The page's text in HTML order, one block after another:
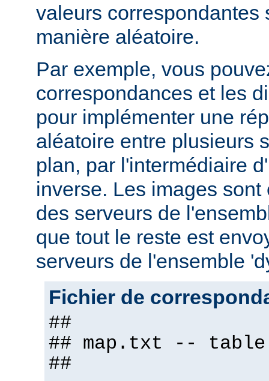
valeurs correspondantes
manière aléatoire.
Par exemple, vous
correspondances et les
pour implémenter une
aléatoire entre plusieurs
plan, par l'intermédiaire
inverse. Les images
des serveurs de
que tout le reste est
serveurs de l'ensemble
Fichier de
##
## map.txt --
##